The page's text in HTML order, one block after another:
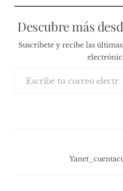
Descubre más
Suscríbete y recibe las